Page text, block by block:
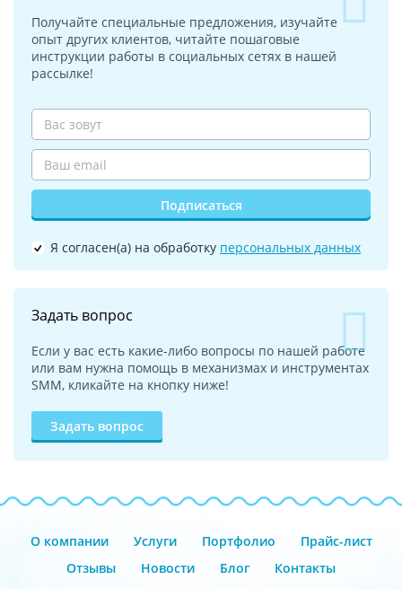
Получайте специальные предложения, изучайте
опыт других клиентов, читайте пошаговые
инструкции работы в социальных сетях в нашей
рассылке!
Подписаться
Я согласен(а) на обработку персональных данных
Задать вопрос
Если у вас есть какие-либо вопросы по нашей работе
или вам нужна помощь в механизмах и инструментах
SMM, кликайте на кнопку ниже!
Задать вопрос
О компании Услуги Портфолио
Прайс-лист
Отзывы
Новости Блог Контакты